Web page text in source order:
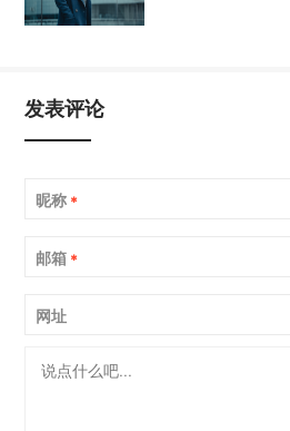
发表评论
昵称 *
邮箱 *
网址